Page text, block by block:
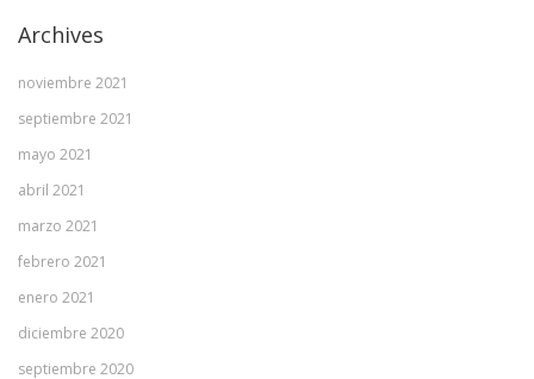
Archives
noviembre 2021
septiembre 2021
mayo 2021
abril 2021
marzo 2021
febrero 2021
enero 2021
diciembre 2020
septiembre 2020